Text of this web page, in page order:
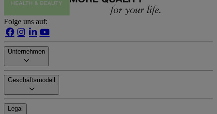
Folge uns auf:
Unternehmen
Geschäftsmodell
Legal